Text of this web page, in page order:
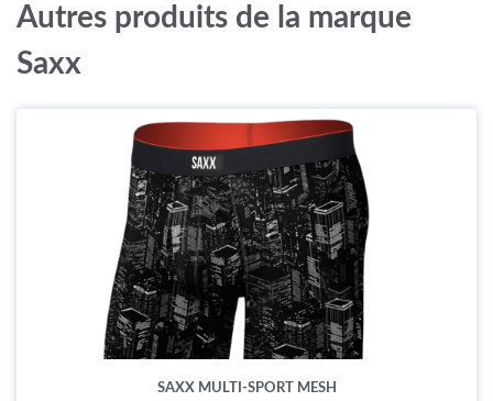
Autres produits de la marque
Saxx
SAXX MULTI-SPORT MESH